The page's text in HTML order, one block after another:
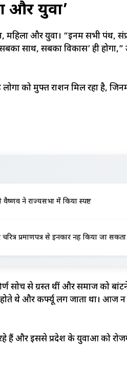
और युवा’
और युवा। “इनमें सभी पंथ,
साथ, सबका विकास’ ही होगा,”
लोगों को मुफ्त राशन मिल रहा है,
वैष्णव ने राज्यसभा में किया स्पष्ट
प्रमाणपत्र से इनकार नहीं किया जा सकता
सोच से ग्रस्त थीं और समाज को
होते थे और कर्फ्यू लग जाता था। आज न
हैं और इससे प्रदेश के युवाओं को